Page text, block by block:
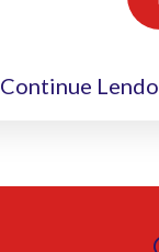
Continue Lendo